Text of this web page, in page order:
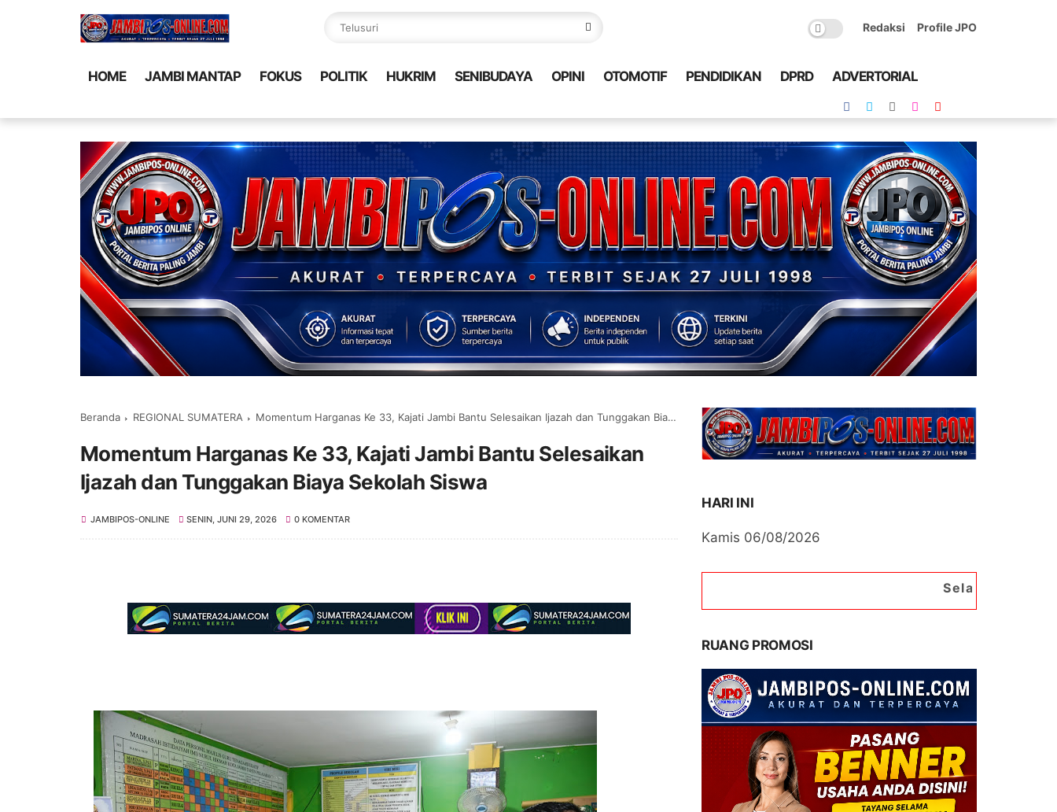
Redaksi Profile JPO
HOME JAMBI MANTAP FOKUS POLITIK HUKRIM SENIBUDAYA OPINI OTOMOTIF PENDIDIKAN DPRD ADVERTORIAL
Beranda REGIONAL SUMATERA Momentum Harganas Ke 33, Kajati Jambi Bantu Selesaikan Ijazah dan Tunggakan Biaya Sekolah Siswa
Momentum Harganas Ke 33, Kajati Jambi Bantu Selesaikan
Ijazah dan Tunggakan Biaya Sekolah Siswa
JAMBIPOS-ONLINE SENIN, JUNI 29, 2026 0 KOMENTAR
HARI INI
Kamis 06/08/2026
Selamat Datang di Portal
RUANG PROMOSI